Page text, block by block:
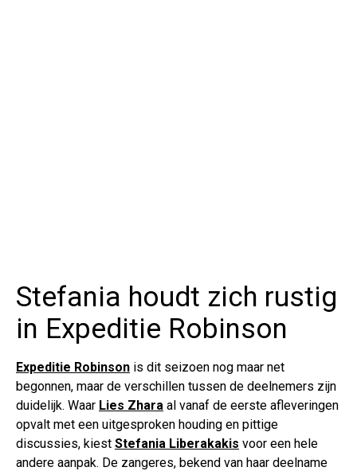
Stefania houdt zich rustig
in Expeditie Robinson
Expeditie Robinson is dit seizoen nog maar net
begonnen, maar de verschillen tussen de deelnemers zijn
duidelijk. Waar Lies Zhara al vanaf de eerste afleveringen
opvalt met een uitgesproken houding en pittige
discussies, kiest Stefania Liberakakis voor een hele
andere aanpak. De zangeres, bekend van haar deelname